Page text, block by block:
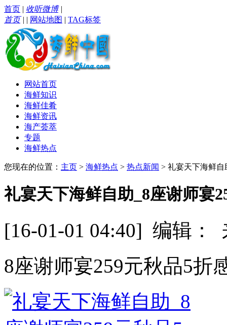
首页 | 收听微博|
首页| | 网站地图 | TAG标签
网站首页
海鲜知识
海鲜佳肴
海鲜资讯
海产荟萃
专题
海鲜热点
您现在的位置： 主页 > 海鲜热点 > 热点新闻 > 礼宴天下海鲜自
礼宴天下海鲜自助_8座谢师宴
[16-01-01 04:40] 编辑
8座谢师宴259元秋品5折